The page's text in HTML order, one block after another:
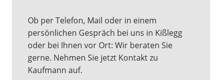
Ob per Telefon, Mail oder in einem
persönlichen Gespräch bei uns in Kißlegg
oder bei Ihnen vor Ort: Wir beraten Sie
gerne. Nehmen Sie jetzt Kontakt zu
Kaufmann auf.